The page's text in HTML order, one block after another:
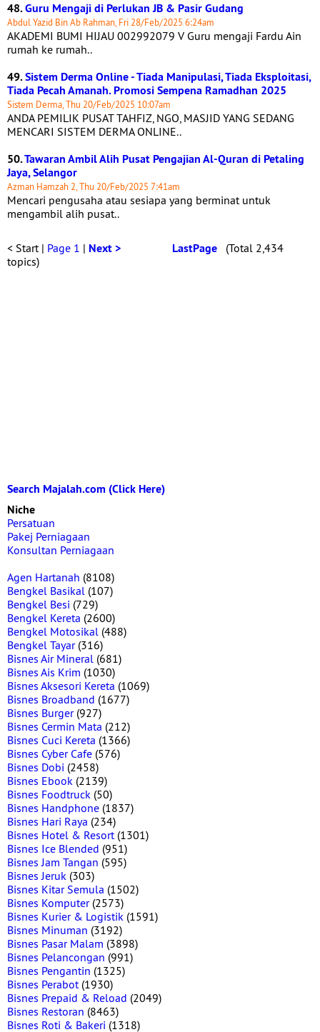
48.Guru Mengaji di Perlukan JB & Pasir Gudang
Abdul Yazid Bin Ab Rahman, Fri 28/Feb/2025 6:24am
AKADEMI BUMI HIJAU 002992079 V Guru mengaji Fardu Ain
rumah ke rumah..
49.Sistem Derma Online - Tiada Manipulasi, Tiada Eksploitasi,
Tiada Pecah Amanah. Promosi Sempena Ramadhan 2025
Sistem Derma, Thu 20/Feb/2025 10:07am
ANDA PEMILIK PUSAT TAHFIZ, NGO, MASJID YANG SEDANG
MENCARI SISTEM DERMA ONLINE..
50.Tawaran Ambil Alih Pusat Pengajian Al-Quran di Petaling
Jaya, Selangor
Azman Hamzah 2, Thu 20/Feb/2025 7:41am
Mencari pengusaha atau sesiapa yang berminat untuk
mengambil alih pusat..
< Start | Page 1 | Next > LastPage (Total 2,434
topics)
Search Majalah.com (Click Here)
Niche
Persatuan
Pakej Perniagaan
Konsultan Perniagaan
Agen Hartanah (8108)
Bengkel Basikal (107)
Bengkel Besi (729)
Bengkel Kereta (2600)
Bengkel Motosikal (488)
Bengkel Tayar(316)
Bisnes Air Mineral (681)
Bisnes Ais Krim (1030)
Bisnes Aksesori Kereta (1069)
Bisnes Broadband (1677)
Bisnes Burger(927)
Bisnes Cermin Mata (212)
Bisnes Cuci Kereta (1366)
Bisnes Cyber Cafe (576)
Bisnes Dobi (2458)
Bisnes Ebook (2139)
Bisnes Foodtruck (50)
Bisnes Handphone (1837)
Bisnes Hari Raya (234)
Bisnes Hotel & Resort(1301)
Bisnes Ice Blended (951)
Bisnes Jam Tangan (595)
Bisnes Jeruk (303)
Bisnes Kitar Semula (1502)
Bisnes Komputer(2573)
Bisnes Kurier & Logistik (1591)
Bisnes Minuman (3192)
Bisnes Pasar Malam (3898)
Bisnes Pelancongan (991)
Bisnes Pengantin (1325)
Bisnes Perabot(1930)
Bisnes Prepaid & Reload (2049)
Bisnes Restoran (8463)
Bisnes Roti & Bakeri (1318)